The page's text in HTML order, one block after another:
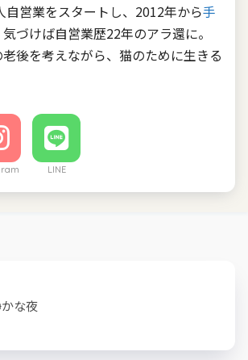
自営業をスタートし、2012年から手
づけば自営業歴22年のアラ還に。
後を考えながら、猫のために生きる
LINE
な夜